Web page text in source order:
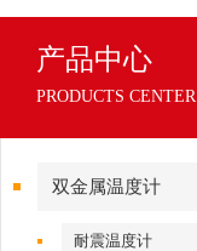
产品中心
PRODUCTS CENTER
双金属温度计
耐震温度计